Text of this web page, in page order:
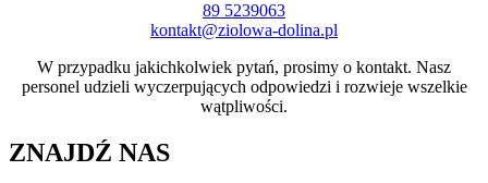
89 5239063
kontakt@ziolowa-dolina.pl
W przypadku jakichkolwiek pytań, prosimy o kontakt. Nasz
personel udzieli wyczerpujących odpowiedzi i rozwieje wszelkie
wątpliwości.
ZNAJDŹ NAS